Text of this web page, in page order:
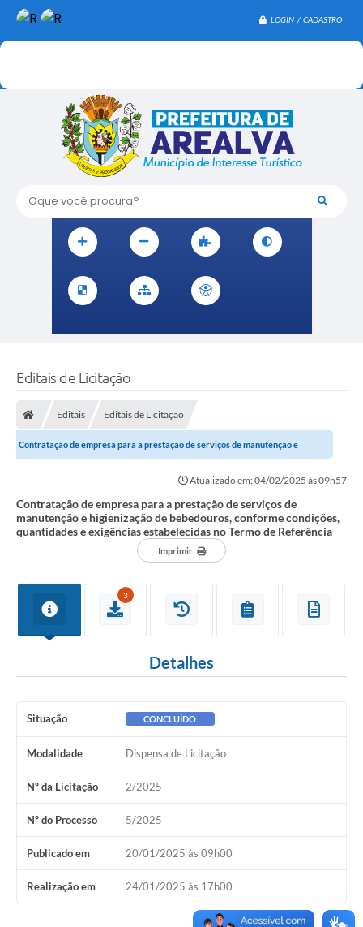
LOGIN / CADASTRO
Oque você procura?
Editais de Licitação
Editais Editais de Licitação
Contratação de empresa para a prestação de serviços de manutenção e
Atualizado em: 04/02/2025 às 09h57
Contratação de empresa para a prestação de serviços de
manutenção e higienização de bebedouros, conforme condições,
quantidades e exigências estabelecidas no Termo de Referência
Imprimir
3
Detalhes
Situação CONCLUÍDO
Modalidade Dispensa de Licitação
Nº da Licitação 2/2025
Nº do Processo 5/2025
Publicado em 20/01/2025 às 09h00
Realização em 24/01/2025 às 17h00